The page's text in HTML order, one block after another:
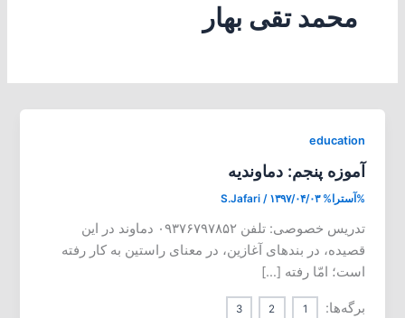
محمد تقی بهار
education
آموزه پنجم: دماوندیه
%آسترا% S.Jafari / ۱۳۹۷/۰۴/۰۳
تدریس خصوصی: تلفن ۰۹۳۷۶۷۹۷۸۵۲ دماوند در این
قصیده، در بندهای آغازین، در معنای راستین به کار رفته
است؛ امّا رفته […]
برگه‌ها: 1
2
3